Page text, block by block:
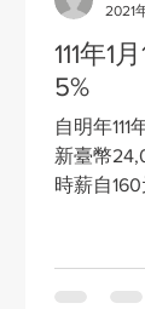
111年1
5%
自明年111
新臺幣
時薪自
勞保局也
分級表：...
2021